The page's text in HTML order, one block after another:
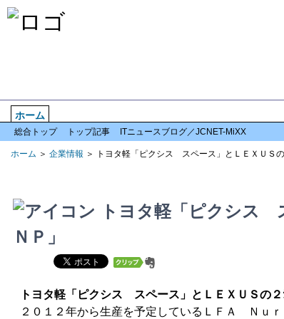
ホーム
総合トップ トップ記事 ITニュースブログ／JCNET-MiXX
ホーム ＞ 企業情報 ＞ トヨタ軽「ピクシス スペース」とＬＥＸＵＳの
トヨタ軽「ピクシス
ＮＰ」
トヨタ軽「ピクシス スペース」とＬＥＸＵＳの２
２０１２年から生産を予定しているＬＦＡ Ｎｕ